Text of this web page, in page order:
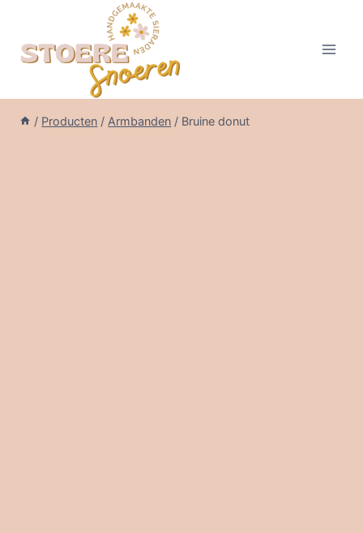
inhoud
/ Producten / Armbanden / Bruine donut